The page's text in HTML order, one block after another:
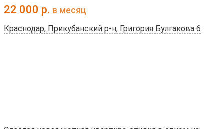
22 000 р. в месяц
Краснодар, Прикубанский р-н, Григория Булгакова 6